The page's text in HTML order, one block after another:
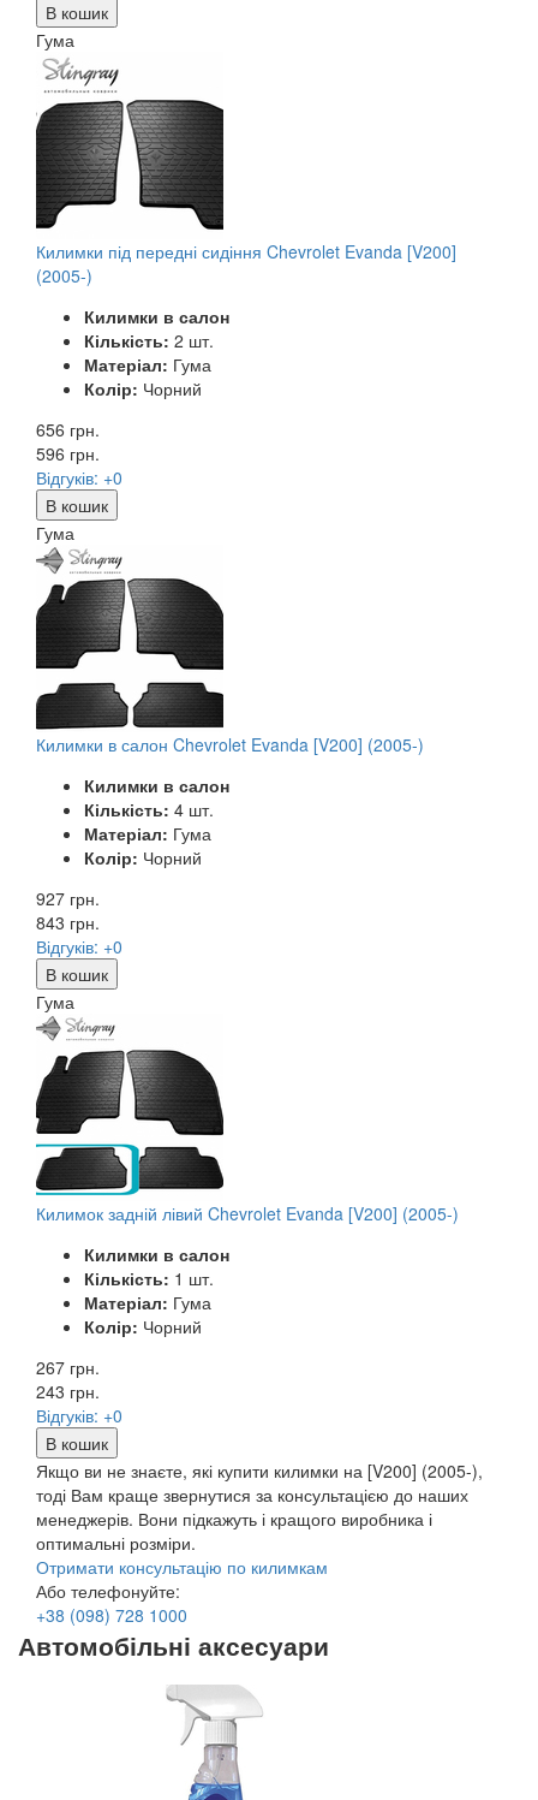
В кошик
Гума
Килимки під передні сидіння Chevrolet Evanda [V200]
(2005-)
Килимки в салон
Кількість: 2 шт.
Матеріал: Гума
Колір: Чорний
656 грн.
596 грн.
Відгуків: +0
В кошик
Гума
Килимки в салон Chevrolet Evanda [V200] (2005-)
Килимки в салон
Кількість: 4 шт.
Матеріал: Гума
Колір: Чорний
927 грн.
843 грн.
Відгуків: +0
В кошик
Гума
Килимок задній лівий Chevrolet Evanda [V200] (2005-)
Килимки в салон
Кількість: 1 шт.
Матеріал: Гума
Колір: Чорний
267 грн.
243 грн.
Відгуків: +0
В кошик
Якщо ви не знаєте, які купити килимки на [V200] (2005-),
тоді Вам краще звернутися за консультацією до наших
менеджерів. Вони підкажуть і кращого виробника і
оптимальні розміри.
Отримати консультацію по килимкам
Або телефонуйте:
+38 (098) 728 1000
Автомобільні аксесуари